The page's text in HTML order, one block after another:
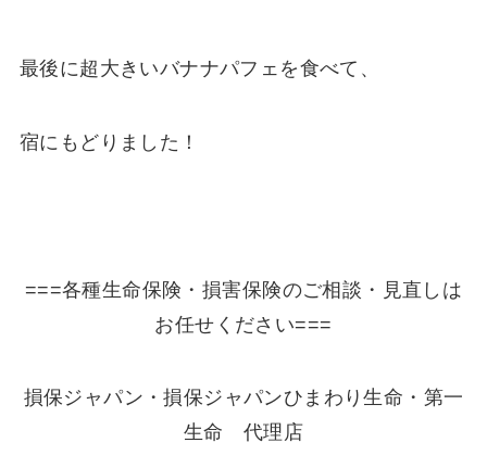
最後に超大きいバナナパフェを食べて、
宿にもどりました！
===各種生命保険・損害保険のご相談・見直しは
お任せください===
損保ジャパン・損保ジャパンひまわり生命・第一
生命 代理店